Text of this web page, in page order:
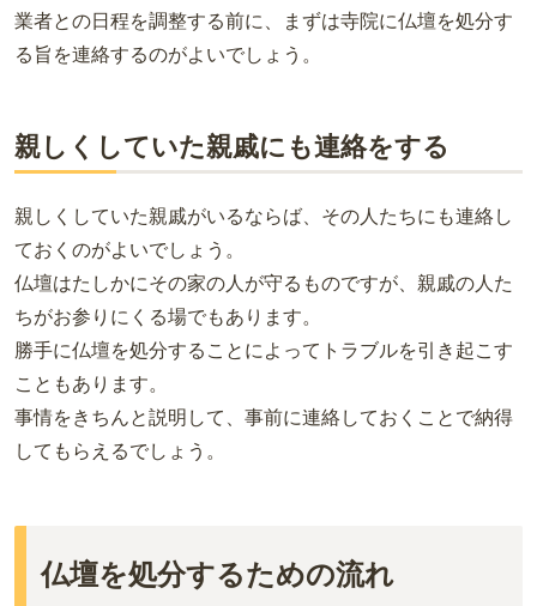
業者との日程を調整する前に、まずは寺院に仏壇を処分す
る旨を連絡するのがよいでしょう。
親しくしていた親戚にも連絡をする
親しくしていた親戚がいるならば、その人たちにも連絡し
ておくのがよいでしょう。
仏壇はたしかにその家の人が守るものですが、親戚の人た
ちがお参りにくる場でもあります。
勝手に仏壇を処分することによってトラブルを引き起こす
こともあります。
事情をきちんと説明して、事前に連絡しておくことで納得
してもらえるでしょう。
仏壇を処分するための流れ